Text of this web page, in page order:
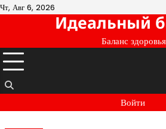
Перейти
Чт, Авг 6, 2026
Идеальный
Баланс здоровья
Войти